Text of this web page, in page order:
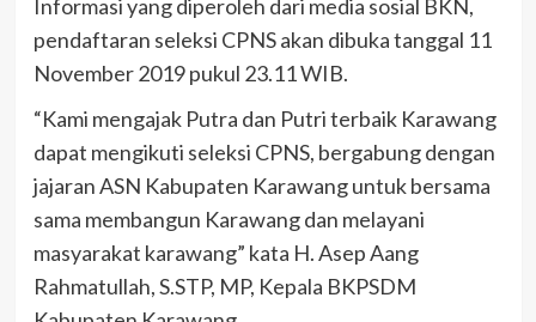
Informasi yang diperoleh dari media sosial BKN,
pendaftaran seleksi CPNS akan dibuka tanggal 11
November 2019 pukul 23.11 WIB.
“Kami mengajak Putra dan Putri terbaik Karawang
dapat mengikuti seleksi CPNS, bergabung dengan
jajaran ASN Kabupaten Karawang untuk bersama
sama membangun Karawang dan melayani
masyarakat karawang” kata H. Asep Aang
Rahmatullah, S.STP, MP, Kepala BKPSDM